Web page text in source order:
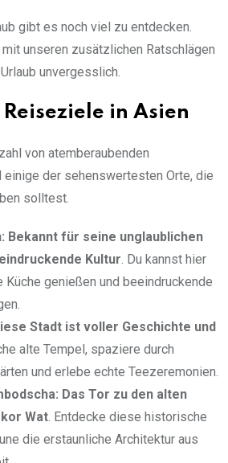
gibt es noch viel zu entdecken.
unseren zusätzlichen Ratschlägen
unvergesslich.
in Asien
von atemberaubenden
der sehenswertesten Orte, die
solltest.
Bekannt für seine unglaublichen
Kultur . Du kannst hier
Küche genießen und beeindruckende
Stadt ist voller Geschichte und
alte Tempel, spaziere durch
und erlebe echte Teezeremonien.
Das Tor zu den alten
Wat . Entdecke diese historische
die erstaunliche Architektur aus